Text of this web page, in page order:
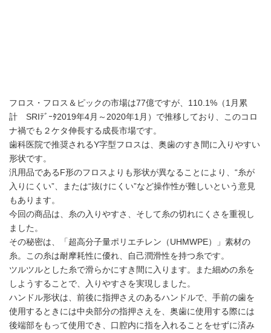
フロス・フロス＆ピックの市場は77億ですが、110.1%（1月累
計 SRIﾃﾞｰﾀ2019年4月～2020年1月）で推移しており、このコロ
ナ禍でも２ケタ伸長する成長市場です。
歯科医院で推奨されるY字型フロスは、奥歯のすき間に入りやすい
形状です。
汎用品であるF形のフロスよりも形状が異なることにより、“糸が
入りにくい”、または“抜けにくい”など操作性が難しいという意見
もあります。
今回の商品は、糸の入りやすさ、そして糸の切れにくさを重視し
ました。
その秘密は、「超高分子量ポリエチレン（UHMWPE）」素材の
糸。この糸は耐摩耗性に優れ、自己潤滑性を持つ糸です。
ツルツルとした糸で滑らかにすき間に入ります。また細めの糸を
しようすることで、入りやすさを実現しました。
ハンドル形状は、前後に指押さえのあるハンドルで、手前の歯を
使用するときには中央部分の指押さえを、奥歯に使用する際には
後端部をもって使用でき、口腔内に指を入れることをせずに済み